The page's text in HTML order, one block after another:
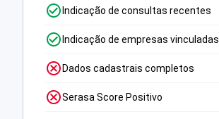
Indicação de consultas recentes
Indicação de empresas vinculadas
Dados cadastrais completos
Serasa Score Positivo